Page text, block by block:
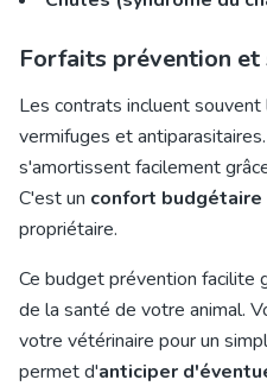
Forfaits prévention et
Les contrats incluent souvent
vermifuges et
s'amortissent facilement
C'est un confort budgétaire
propriétaire.
Ce budget prévention facilite
de la santé de votre animal.
votre vétérinaire pour un
permet d'anticiper